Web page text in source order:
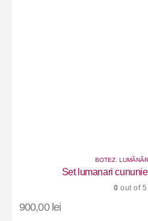
BOTEZ, LUMÂNĂRI
Set lumanari
0 out of 5
900,00 lei